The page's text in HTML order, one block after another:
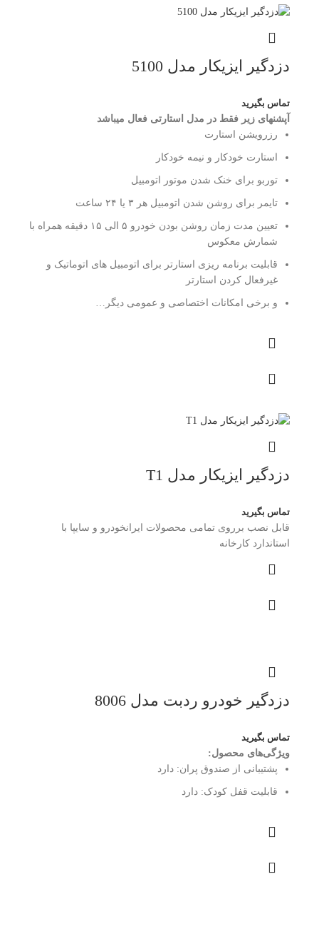
دزدگیر ایزیکار مدل 5100
تماس بگیرید
آپشن؜های زیر فقط در مدل استارتی فعال می؜باشد
رزرویشن استارت
استارت خودکار و نیمه خودکار
توربو برای خنک شدن موتور اتومبیل
تایمر برای روشن شدن اتومبیل هر ۳ یا ۲۴ ساعت
تعیین مدت زمان روشن بودن خودرو ۵ الی ۱۵ دقیقه همراه با
شمارش معکوس
قابلیت برنامه ریزی استارتر برای اتومبیل های اتوماتیک و
غیرفعال کردن استارتر
و برخی امکانات اختصاصی و عمومی دیگر…
دزدگیر ایزیکار مدل T1
تماس بگیرید
قابل نصب برروی تمامی محصولات ایرانخودرو و سایپا با
استاندارد کارخانه
دزدگیر خودرو ردبت مدل 8006
تماس بگیرید
ویژگی‌های محصول:
پشتیبانی از صندوق پران: دارد
قابلیت قفل کودک: دارد